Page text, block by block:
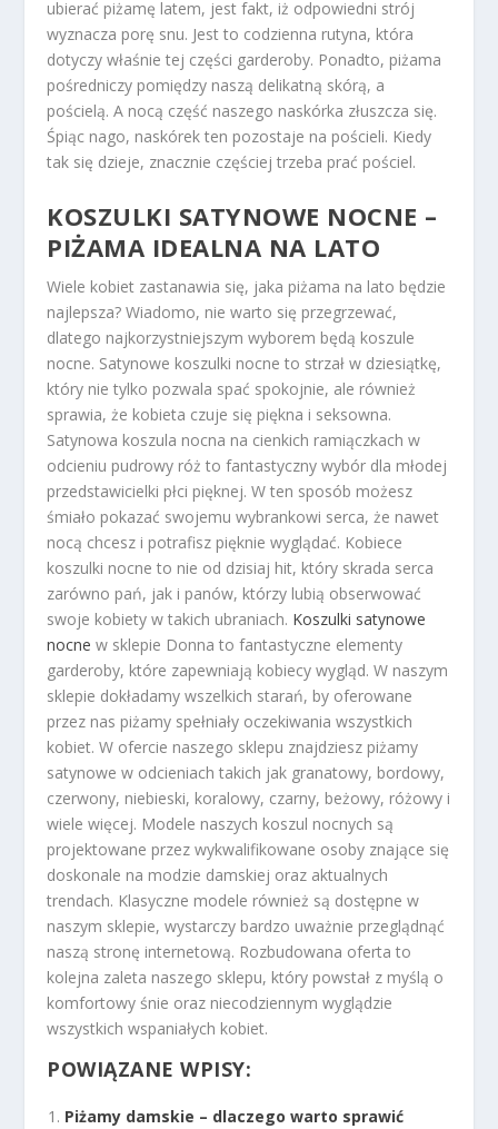
ubierać piżamę latem, jest fakt, iż odpowiedni strój
wyznacza porę snu. Jest to codzienna rutyna, która
dotyczy właśnie tej części garderoby. Ponadto, piżama
pośredniczy pomiędzy naszą delikatną skórą, a
pościelą. A nocą część naszego naskórka złuszcza się.
Śpiąc nago, naskórek ten pozostaje na pościeli. Kiedy
tak się dzieje, znacznie częściej trzeba prać pościel.
KOSZULKI SATYNOWE NOCNE –
PIŻAMA IDEALNA NA LATO
Wiele kobiet zastanawia się, jaka piżama na lato będzie
najlepsza? Wiadomo, nie warto się przegrzewać,
dlatego najkorzystniejszym wyborem będą koszule
nocne. Satynowe koszulki nocne to strzał w dziesiątkę,
który nie tylko pozwala spać spokojnie, ale również
sprawia, że kobieta czuje się piękna i seksowna.
Satynowa koszula nocna na cienkich ramiączkach w
odcieniu pudrowy róż to fantastyczny wybór dla młodej
przedstawicielki płci pięknej. W ten sposób możesz
śmiało pokazać swojemu wybrankowi serca, że nawet
nocą chcesz i potrafisz pięknie wyglądać. Kobiece
koszulki nocne to nie od dzisiaj hit, który skrada serca
zarówno pań, jak i panów, którzy lubią obserwować
swoje kobiety w takich ubraniach. Koszulki satynowe
nocne w sklepie Donna to fantastyczne elementy
garderoby, które zapewniają kobiecy wygląd. W naszym
sklepie dokładamy wszelkich starań, by oferowane
przez nas piżamy spełniały oczekiwania wszystkich
kobiet. W ofercie naszego sklepu znajdziesz piżamy
satynowe w odcieniach takich jak granatowy, bordowy,
czerwony, niebieski, koralowy, czarny, beżowy, różowy i
wiele więcej. Modele naszych koszul nocnych są
projektowane przez wykwalifikowane osoby znające się
doskonale na modzie damskiej oraz aktualnych
trendach. Klasyczne modele również są dostępne w
naszym sklepie, wystarczy bardzo uważnie przeglądnąć
naszą stronę internetową. Rozbudowana oferta to
kolejna zaleta naszego sklepu, który powstał z myślą o
komfortowy śnie oraz niecodziennym wyglądzie
wszystkich wspaniałych kobiet.
POWIĄZANE WPISY:
Piżamy damskie – dlaczego warto sprawić